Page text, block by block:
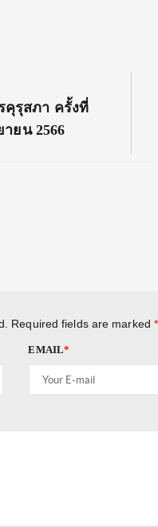
คุรุสภา ครั้งที่
ยน 2566
Required fields are marked *
EMAIL*